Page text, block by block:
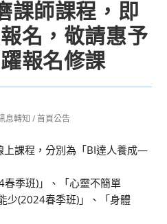
課師課程，即
名，敬請惠予
報名修課
息轉知 / 首頁公告
上課程，分別為「BI達人養成―
季班)」、「心靈不簡單
少(2024春季班)」、「身體